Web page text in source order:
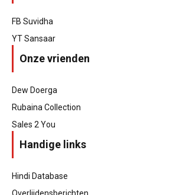
FB Suvidha
YT Sansaar
Onze vrienden
Dew Doerga
Rubaina Collection
Sales 2 You
Handige links
Hindi Database